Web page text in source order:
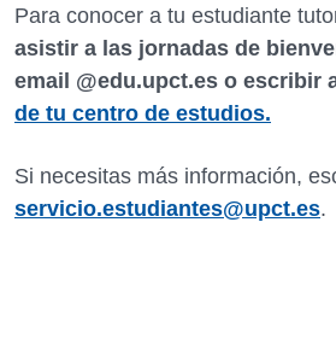
Para conocer a tu estudiante
asistir a las jornadas de
email @edu.upct.es o escribir
de tu centro de estudios.
Si necesitas más información,
servicio.estudiantes@upct.es.